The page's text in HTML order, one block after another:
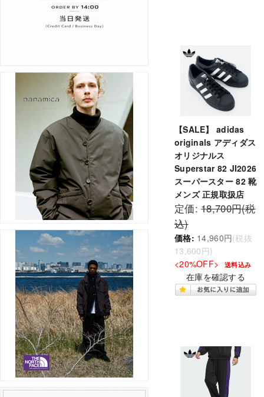
【SALE】 adidas
originals アディダス
オリジナルス
Superstar 82 JI2026
スーパースター 82 靴
メンズ 正規取扱店
定価:18,700円(税
込)
価格: 14,960円(税抜
13,600円)
<20%OFF>
送料込み
在庫を確認する